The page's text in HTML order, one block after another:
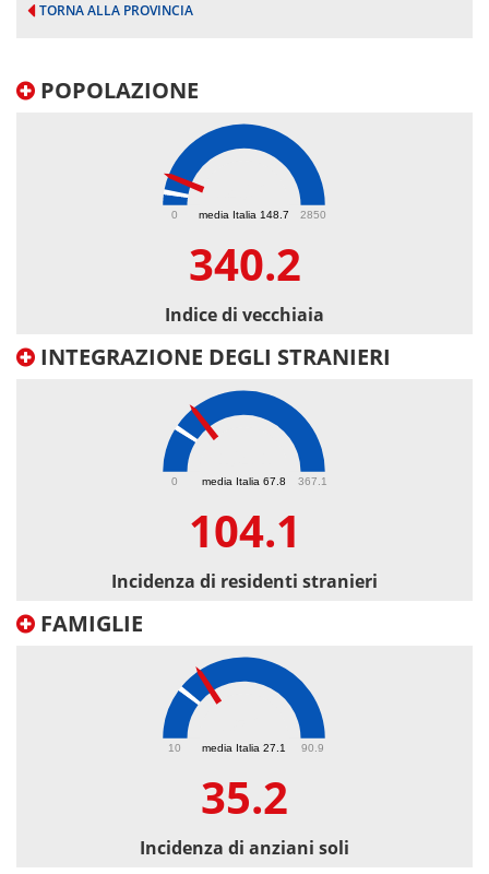
TORNA ALLA PROVINCIA
POPOLAZIONE
media Italia 148.7
0 2850
340.2
Indice di vecchiaia
INTEGRAZIONE DEGLI STRANIERI
media Italia 67.8
0 367.1
104.1
Incidenza di residenti stranieri
FAMIGLIE
media Italia 27.1
10 90.9
35.2
Incidenza di anziani soli